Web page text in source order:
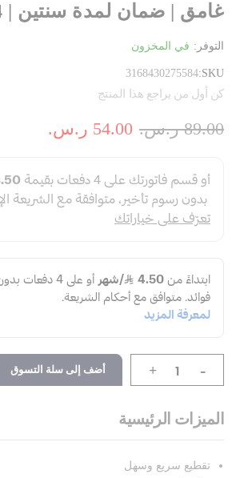
غامق | ضمان لمدة سنتين | K1330404
التوفر: في المخزون
SKU
3168430275584
كن أول من يراجع هذا المنتج
54.00 ر.س.‏ 89.00 ر.س.‏
-
+ أضف إلى سلة التسوق
الميزات الرئيسية
تقطيع سريع وسهل